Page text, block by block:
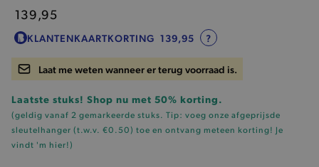
139,95
KLANTENKAARTKORTING 139,95 ?
Laat me weten wanneer er terug voorraad is.
Laatste stuks! Shop nu met 50% korting.
(geldig vanaf 2 gemarkeerde stuks. Tip: voeg onze afgeprijsde
sleutelhanger (t.w.v. €0.50) toe en ontvang meteen korting! Je
vindt 'm hier!)